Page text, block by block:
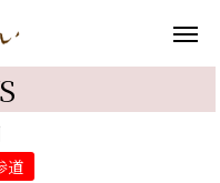
道